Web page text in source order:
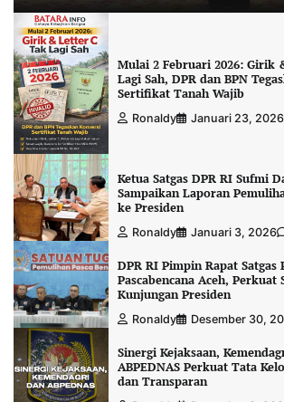
Mulai 2 Februari 2026: Girik
Lagi Sah, DPR dan BPN
Sertifikat Tanah Wajib
Ronaldy Januari 23, 2026
Ketua Satgas DPR RI Sufmi
Sampaikan Laporan
ke Presiden
Ronaldy Januari 3, 2026
DPR RI Pimpin Rapat Satgas
Pascabencana Aceh, Perkuat
Kunjungan Presiden
Ronaldy Desember 30,
Sinergi Kejaksaan,
ABPEDNAS Perkuat Tata
dan Transparan